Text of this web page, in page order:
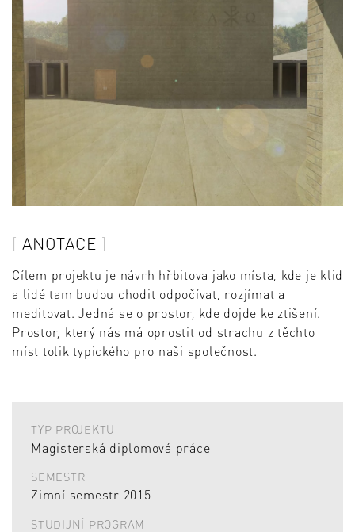
ANOTACE
Cílem projektu je návrh hřbitova jako místa, kde je klid
a lidé tam budou chodit odpočívat, rozjímat a
meditovat. Jedná se o prostor, kde dojde ke ztišení.
Prostor, který nás má oprostit od strachu z těchto
míst tolik typického pro naši společnost.
TYP PROJEKTU
Magisterská diplomová práce
SEMESTR
Zimní semestr 2015
STUDIJNÍ PROGRAM